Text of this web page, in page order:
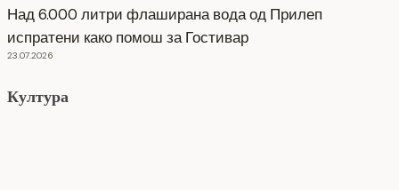
Над 6.000 литри флаширана вода од Прилеп
испратени како помош за Гостивар
23.07.2026
Култура